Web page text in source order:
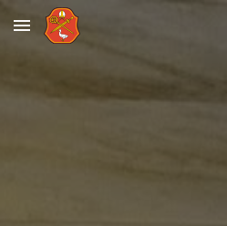
Skip to main content